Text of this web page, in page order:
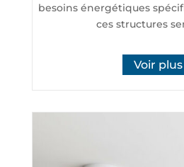
besoins énergétiques
ces structures
Voir plus